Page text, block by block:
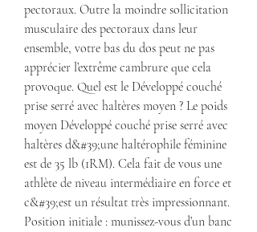
pectoraux. Outre la moindre sollicitation
musculaire des pectoraux dans leur
ensemble, votre bas du dos peut ne pas
apprécier l’extrême cambrure que cela
provoque. Quel est le Développé couché
prise serré avec haltères moyen ? Le poids
moyen Développé couché prise serré avec
haltères d&#39;une haltérophile féminine
est de 35 lb (1RM). Cela fait de vous une
athlète de niveau intermédiaire en force et
c&#39;est un résultat très impressionnant.
Position initiale : munissez-vous d’un banc